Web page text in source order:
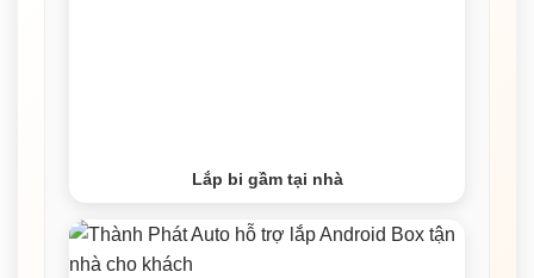
Lắp bi gầm tại nhà